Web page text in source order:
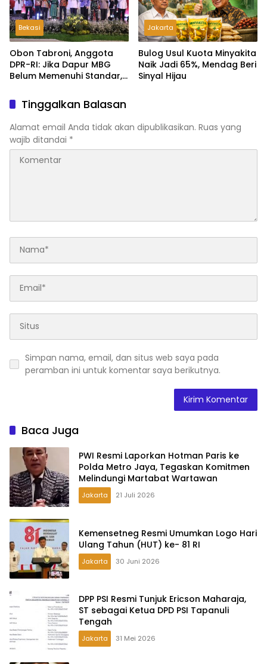
Bekasi
Obon Tabroni, Anggota
DPR-RI: Jika Dapur MBG
Belum Memenuhi Standar,
Ditutup
Jakarta
Bulog Usul Kuota Minyakita
Naik Jadi 65%, Mendag Beri
Sinyal Hijau
Tinggalkan Balasan
Alamat email Anda tidak akan dipublikasikan. Ruas yang
wajib ditandai *
Simpan nama, email, dan situs web saya pada
peramban ini untuk komentar saya berikutnya.
Baca Juga
PWI Resmi Laporkan Hotman Paris ke
Polda Metro Jaya, Tegaskan Komitmen
Melindungi Martabat Wartawan
Jakarta 21 Juli 2026
Kemensetneg Resmi Umumkan Logo Hari
Ulang Tahun (HUT) ke- 81 RI
Jakarta 30 Juni 2026
DPP PSI Resmi Tunjuk Ericson Maharaja,
ST sebagai Ketua DPD PSI Tapanuli
Tengah
Jakarta 31 Mei 2026